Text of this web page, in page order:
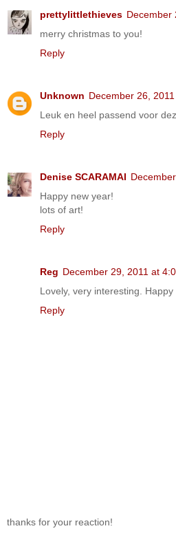
prettylittlethieves December
merry christmas to you!
Reply
Unknown December 26,
Leuk en heel passend voor
Reply
Denise SCARAMAI
Happy new year!
lots of art!
Reply
Reg December 29, 2011 at
Lovely, very interesting.
Reply
thanks for your reaction!